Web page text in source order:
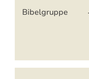
Bibelgruppe